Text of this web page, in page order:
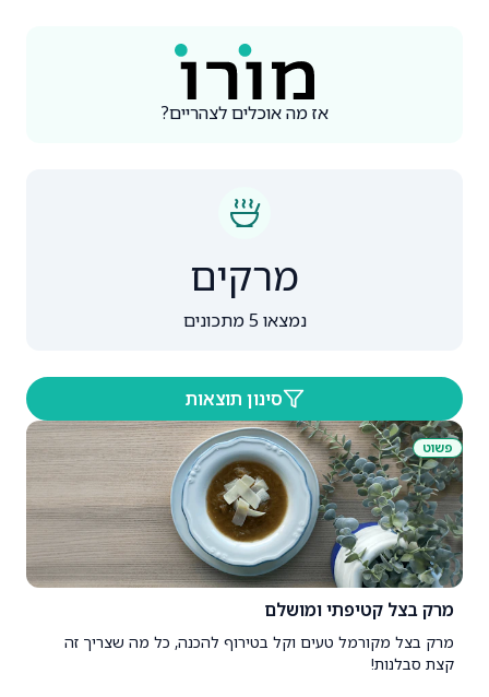
אז מה אוכלים לצהריים?
מרקים
נמצאו 5 מתכונים
סינון תוצאות
פשוט
מרק בצל קטיפתי ומושלם
מרק בצל מקורמל טעים וקל בטירוף להכנה, כל מה שצריך זה
קצת סבלנות!